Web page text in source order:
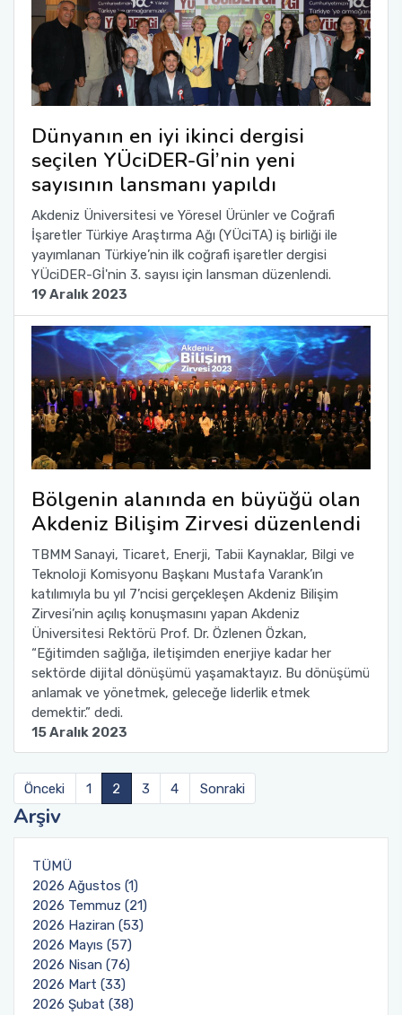
Dünyanın en iyi ikinci dergisi
seçilen YÜciDER-Gİ’nin yeni
sayısının lansmanı yapıldı
Akdeniz Üniversitesi ve Yöresel Ürünler ve Coğrafi
İşaretler Türkiye Araştırma Ağı (YÜciTA) iş birliği ile
yayımlanan Türkiye’nin ilk coğrafi işaretler dergisi
YÜciDER-Gİ'nin 3. sayısı için lansman düzenlendi.
19 Aralık 2023
Bölgenin alanında en büyüğü olan
Akdeniz Bilişim Zirvesi düzenlendi
TBMM Sanayi, Ticaret, Enerji, Tabii Kaynaklar, Bilgi ve
Teknoloji Komisyonu Başkanı Mustafa Varank’ın
katılımıyla bu yıl 7’ncisi gerçekleşen Akdeniz Bilişim
Zirvesi’nin açılış konuşmasını yapan Akdeniz
Üniversitesi Rektörü Prof. Dr. Özlenen Özkan,
“Eğitimden sağlığa, iletişimden enerjiye kadar her
sektörde dijital dönüşümü yaşamaktayız. Bu dönüşümü
anlamak ve yönetmek, geleceğe liderlik etmek
demektir.” dedi.
15 Aralık 2023
Önceki 1 2 3 4 Sonraki
Arşiv
TÜMÜ
2026 Ağustos (1)
2026 Temmuz (21)
2026 Haziran (53)
2026 Mayıs (57)
2026 Nisan (76)
2026 Mart (33)
2026 Şubat (38)